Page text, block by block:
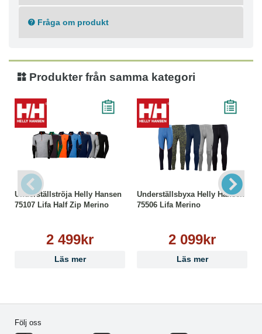
Polypropylen 43%
Strykning låg temperatur
Ej torktumling
Tål ej blekmedel
Fråga om produkt
Produkter från samma kategori
Underställströja Helly Hansen
75107 Lifa Half Zip Merino
2 499kr
Läs mer
Underställsbyxa Helly Hansen
75506 Lifa Merino
2 099kr
Läs mer
Följ oss